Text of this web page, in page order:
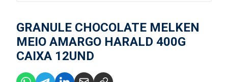
GRANULE CHOCOLATE MELKEN
MEIO AMARGO HARALD 400G
CAIXA 12UND